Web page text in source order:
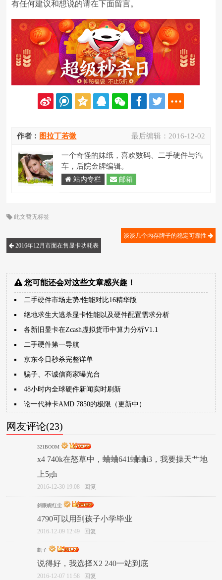
有任何建议和想说的请在下面留言。
最后编辑： 2016-12-02
作者： 图拉丁若微
一个奇怪的妹纸，喜欢数码、二手硬件与汽
车，后院金牌编辑。
站内专栏 邮箱
此文暂无标签
2016年12月市面在售显卡功耗表
谈谈几个内存牌子的稳定可靠性
您可能还会对这些文章感兴趣！
二手硬件市场走势/性能对比16精华版
绝地求生大逃杀显卡性能以及硬件配置需求分析
各新旧显卡在Zcash虚拟货币中算力分析V1.1
二手硬件第一导航
京东今日秒杀完整详单
骗子、不诚信商家曝光台
48小时内全球硬件新闻实时刷新
论一代神卡AMD 7850的极限（更新中）
网友评论(23)
321BOOM
x4 740k在怒草中，蛐蛐641蛐蛐i3，我要操天艹地
上5gh
2016-12-30 19:08 回复
斜眼睨红尘
4790可以用到孩子小学毕业
2016-12-09 12:49 回复
凯子
说得好，我选择X2 240一站到底
2016-12-07 11:58 回复